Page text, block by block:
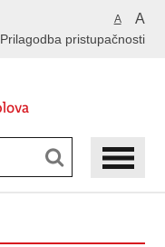
A A
Prilagodba pristupačnosti